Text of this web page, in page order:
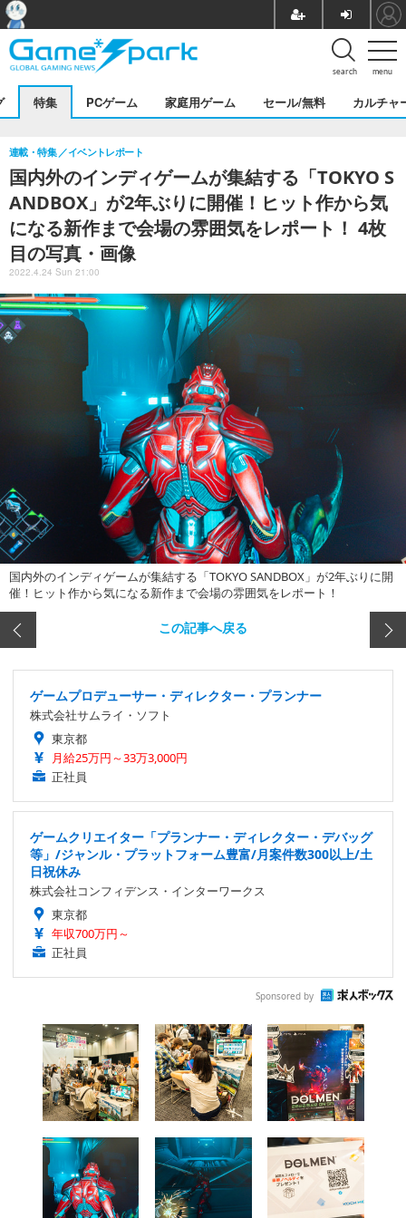
menu
search
特集 PCゲーム 家庭用ゲーム セール/無料 カルチャ
国内外のインディゲームが集結する「TOKYO S
ANDBOX」が2年ぶりに開催！ヒット作から気
になる新作まで会場の雰囲気をレポート！ 4枚
目の写真・画像
連載・特集 イベントレポート
2022.4.24 Sun 21:00
国内外のインディゲームが集結する「TOKYO SANDBOX」が2年ぶりに開
催！ヒット作から気になる新作まで会場の雰囲気をレポート！
この記事へ戻る
ゲームプロデューサー・ディレクター・プランナー
株式会社サムライ・ソフト
東京都
月給25万円～33万3,000円
正社員
ゲームクリエイター「プランナー・ディレクター・デバッグ
等」/ジャンル・プラットフォーム豊富/月案件数300以上/土
日祝休み
株式会社コンフィデンス・インターワークス
東京都
年収700万円～
正社員
Sponsored by